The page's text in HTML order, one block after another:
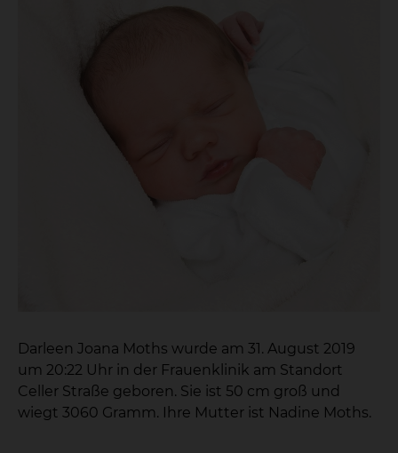
Darleen Joana Moths wurde am 31. August 2019
um 20:22 Uhr in der Frauenklinik am Standort
Celler Straße geboren. Sie ist 50 cm groß und
wiegt 3060 Gramm. Ihre Mutter ist Nadine Moths.